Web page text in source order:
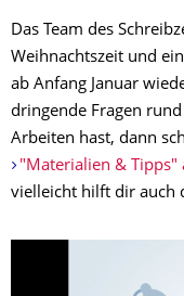
Das Team des
Weihnachtszeit und
ab Anfang Januar
dringende Fragen
Arbeiten hast, dann
"Materialien & Tipps"
vielleicht hilft dir auch